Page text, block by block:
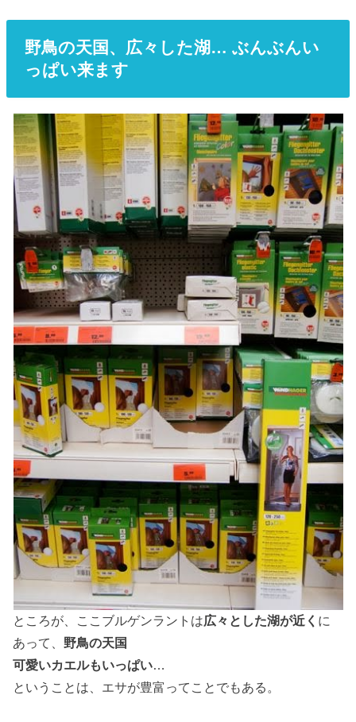
野鳥の天国、広々した湖… ぶんぶんい
っぱい来ます
ところが、ここブルゲンラントは広々とした湖が近く に
あって、 野鳥の天国
可愛いカエルもいっぱい…
ということは、エサが豊富ってことでもある。